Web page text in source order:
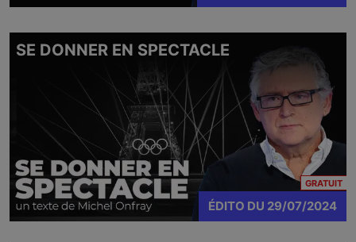
SE DONNER EN SPECTACLE
GRATUIT
ÉDITO DU 29/07/2024